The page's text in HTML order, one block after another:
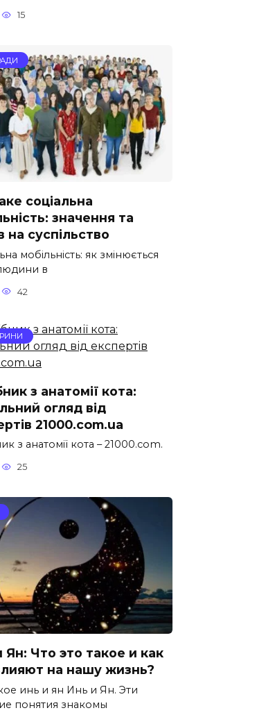
15
соціальна
значення та
на суспільство
мобільність: як змінюється
в
42
з анатомії кота:
огляд від
21000.com.ua
з анатомії кота – 21000.com.
25
Ян: Что это такое и как
на нашу жизнь?
инь и ян Инь и Ян. Эти
понятия знакомы